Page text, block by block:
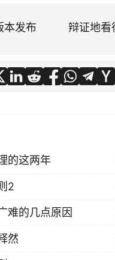
本发布
辩证地看
的这两年
2
难的几点原因
然